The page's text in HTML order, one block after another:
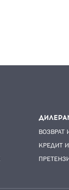
ВОЗВРАТ
КРЕДИТ